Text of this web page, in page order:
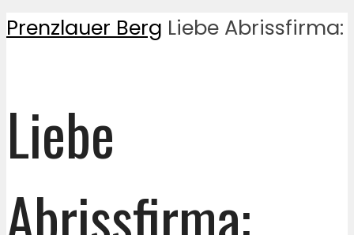
Prenzlauer Berg Liebe Abrissfirma:
Liebe
Abrissfirma: